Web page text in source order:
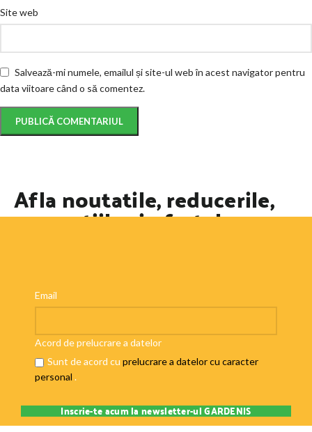
Site web
Salvează-mi numele, emailul și site-ul web în acest navigator pentru
data viitoare când o să comentez.
Afla noutatile, reducerile,
promotiile si ofertele
Email
Acord de prelucrare a datelor
Sunt de acord cu prelucrare a datelor cu caracter
personal .